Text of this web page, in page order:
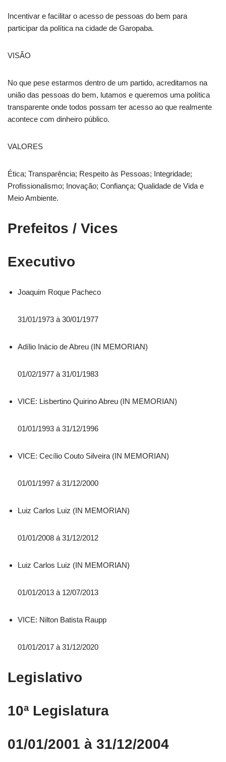
Incentivar e facilitar o acesso de pessoas do bem para
participar da política na cidade de Garopaba.
VISÃO
No que pese estarmos dentro de um partido, acreditamos na
união das pessoas do bem, lutamos e queremos uma política
transparente onde todos possam ter acesso ao que realmente
acontece com dinheiro público.
VALORES
Ética; Transparência; Respeito às Pessoas; Integridade;
Profissionalismo; Inovação; Confiança; Qualidade de Vida e
Meio Ambiente.
Prefeitos / Vices
Executivo
Joaquim Roque Pacheco
31/01/1973 à 30/01/1977
Adílio Inácio de Abreu (IN MEMORIAN)
01/02/1977 à 31/01/1983
VICE: Lisbertino Quirino Abreu (IN MEMORIAN)
01/01/1993 á 31/12/1996
VICE: Cecílio Couto Silveira (IN MEMORIAN)
01/01/1997 á 31/12/2000
Luiz Carlos Luiz (IN MEMORIAN)
01/01/2008 á 31/12/2012
Luiz Carlos Luiz (IN MEMORIAN)
01/01/2013 à 12/07/2013
VICE: Nilton Batista Raupp
01/01/2017 à 31/12/2020
Legislativo
10ª Legislatura
01/01/2001 à 31/12/2004